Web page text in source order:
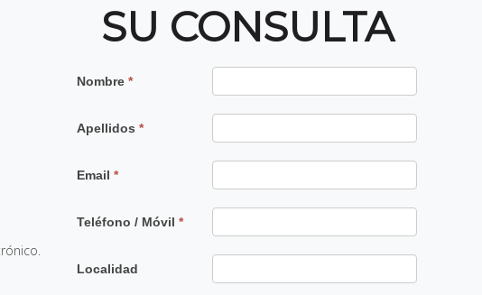
SU CONSULTA
Contacto
Nombre*
Apellidos*
Email*
Teléfono / Móvil*
Localidad